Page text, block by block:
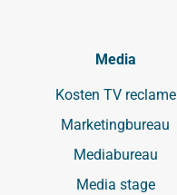
Media
Kosten TV reclame
Marketingbureau
Mediabureau
Media stage